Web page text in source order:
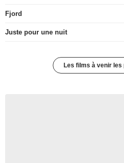
Fjord
Juste pour une nuit
Les films à venir